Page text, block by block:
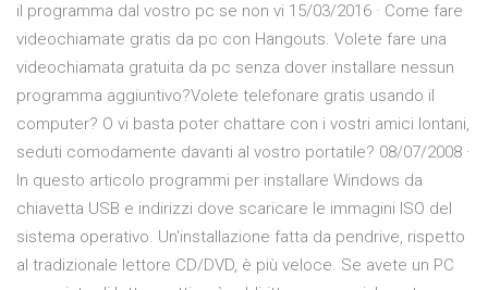
il programma dal vostro pc se non vi 15/03/2016 · Come fare
videochiamate gratis da pc con Hangouts. Volete fare una
videochiamata gratuita da pc senza dover installare nessun
programma aggiuntivo?Volete telefonare gratis usando il
computer? O vi basta poter chattare con i vostri amici lontani,
seduti comodamente davanti al vostro portatile? 08/07/2008 ·
In questo articolo programmi per installare Windows da
chiavetta USB e indirizzi dove scaricare le immagini ISO del
sistema operativo. Un'installazione fatta da pendrive, rispetto
al tradizionale lettore CD/DVD, è più veloce. Se avete un PC